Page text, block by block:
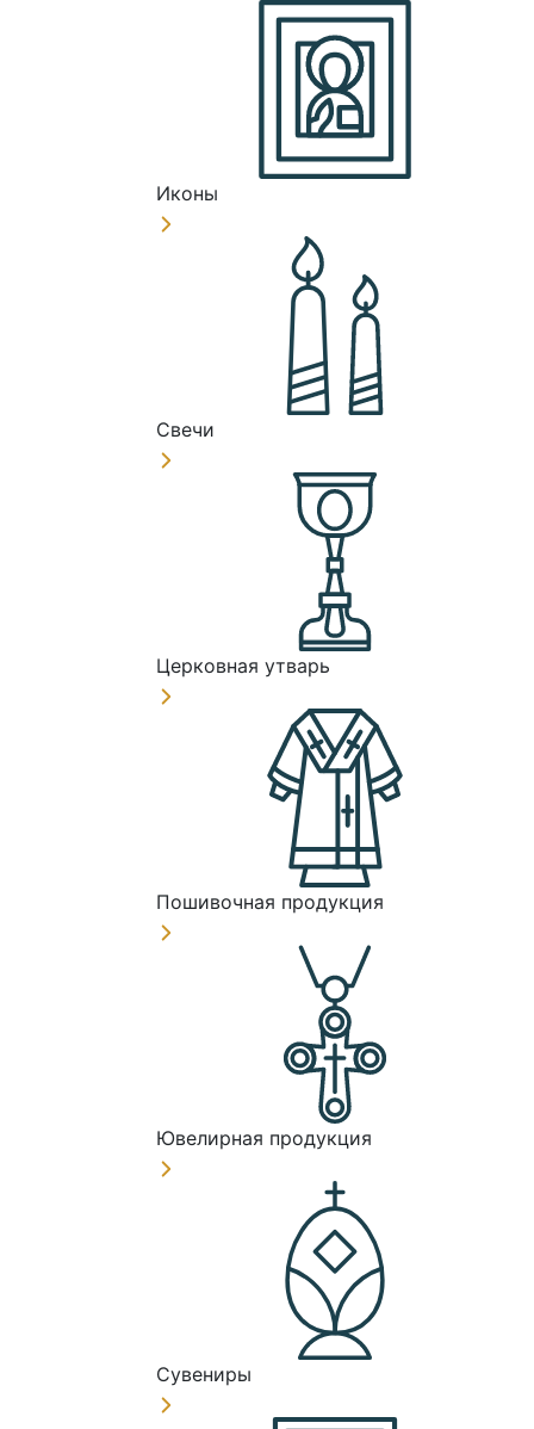
Иконы
Свечи
Церковная утварь
Пошивочная продукция
Ювелирная продукция
Сувениры